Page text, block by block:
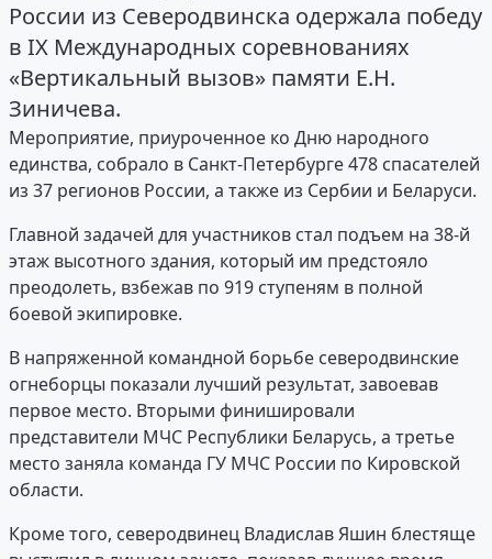
России из Северодвинска одержала победу
в IX Международных соревнованиях
«Вертикальный вызов» памяти Е.Н.
Зиничева.
Мероприятие, приуроченное ко Дню народного
единства, собрало в Санкт-Петербурге 478 спасателей
из 37 регионов России, а также из Сербии и Беларуси.
Главной задачей для участников стал подъем на 38-й
этаж высотного здания, который им предстояло
преодолеть, взбежав по 919 ступеням в полной
боевой экипировке.
В напряженной командной борьбе северодвинские
огнеборцы показали лучший результат, завоевав
первое место. Вторыми финишировали
представители МЧС Республики Беларусь, а третье
место заняла команда ГУ МЧС России по Кировской
области.
Кроме того, северодвинец Владислав Яшин блестяще